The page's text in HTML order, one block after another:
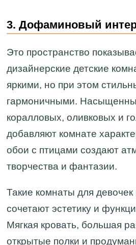
3. Дофаминовый
Это пространство
дизайнерские детские
яркими, но при этом
гармоничными.
коралловых, оливковых и
добавляют комнате
обои с птицами создают
творчества и фантазии.
Такие комнаты для девочек
сочетают эстетику и
Мягкая кровать, большая
открытые полки и